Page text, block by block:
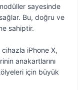
sayesinde
Bu, doğru ve
sahiptir.
iPhone X,
anakartlarını
için büyük